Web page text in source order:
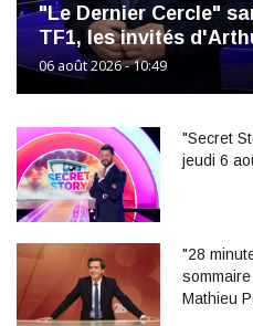
"Le Dernier Cercle"
TF1, les invités
06 août 2026 - 10:49
"Secret
jeudi 6
"28
Mathieu